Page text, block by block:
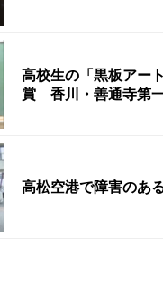
高校生の「黒板アー
賞 香川・善通寺第
高松空港で障害のあ